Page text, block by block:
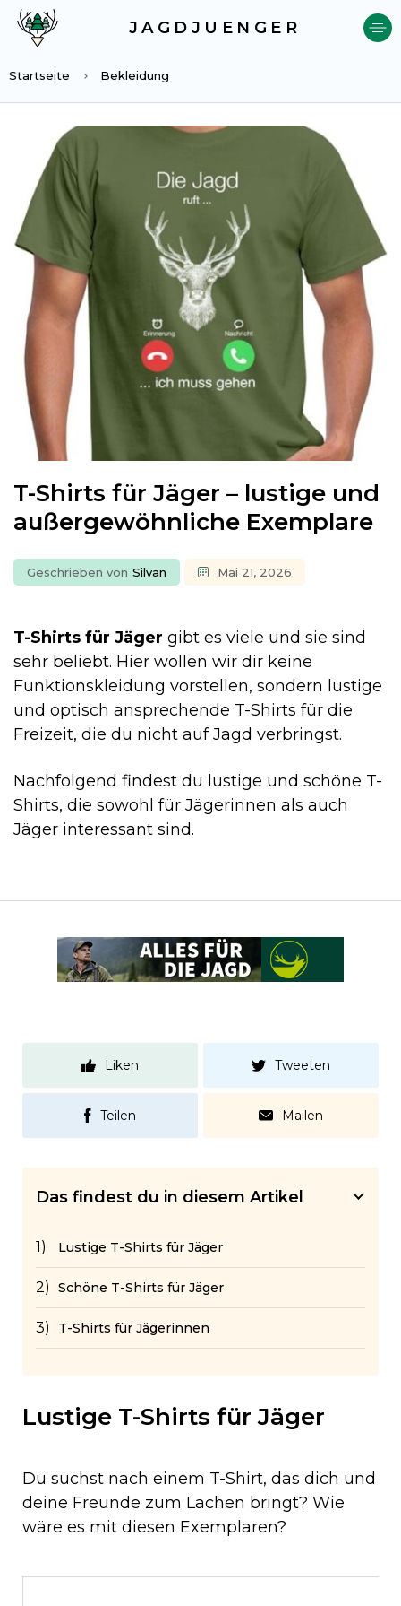
JAGDJUENGER
Startseite Bekleidung
T-Shirts für Jäger – lustige und
außergewöhnliche Exemplare
Geschrieben von Silvan Mai 21, 2026
T-Shirts für Jäger gibt es viele und sie sind
sehr beliebt. Hier wollen wir dir keine
Funktionskleidung vorstellen, sondern lustige
und optisch ansprechende T-Shirts für die
Freizeit, die du nicht auf Jagd verbringst.
Nachfolgend findest du lustige und schöne T-
Shirts, die sowohl für Jägerinnen als auch
Jäger interessant sind.
Liken Tweeten
Teilen Mailen
Das findest du in diesem Artikel
Lustige T-Shirts für Jäger
Schöne T-Shirts für Jäger
T-Shirts für Jägerinnen
Lustige T-Shirts für Jäger
Du suchst nach einem T-Shirt, das dich und
deine Freunde zum Lachen bringt? Wie
wäre es mit diesen Exemplaren?